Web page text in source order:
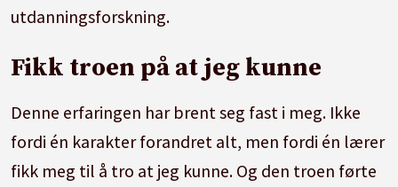
utdanningsforskning.
Fikk troen på at jeg kunne
Denne erfaringen har brent seg fast i meg. Ikke
fordi én karakter forandret alt, men fordi én lærer
fikk meg til å tro at jeg kunne. Og den troen førte